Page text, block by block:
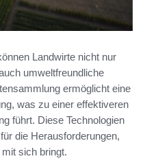
Landwirte nicht nur
umweltfreundliche
ermöglicht eine
was zu einer effektiveren
führt. Diese Technologien
die Herausforderungen,
mit sich bringt.